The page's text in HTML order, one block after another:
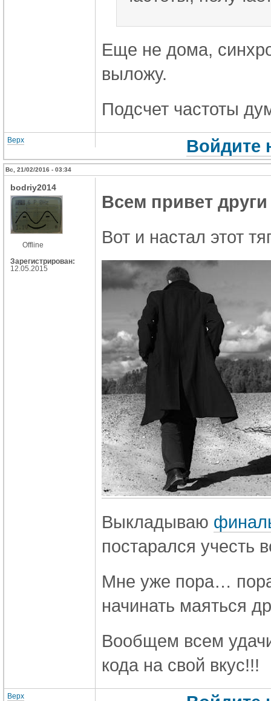
Еще не дома,
выложу.
Подсчет частоты
Верх Войдите
Вс, 21/02/2016 - 03:34
bodriy2014
Offline
Зарегистрирован:
12.05.2015
Всем привет
Вот и настал этот
Выкладываю
постарался учесть
Мне уже пора…
начинать маяться
Вообщем всем
кода на свой вкус!!!
Верх